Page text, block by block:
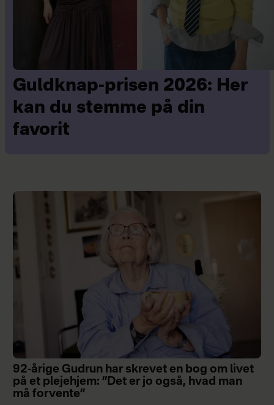
Guldknap-prisen 2026: Her
kan du stemme på din
favorit
92-årige Gudrun har skrevet en bog om livet
på et plejehjem: ”Det er jo også, hvad man
må forvente”